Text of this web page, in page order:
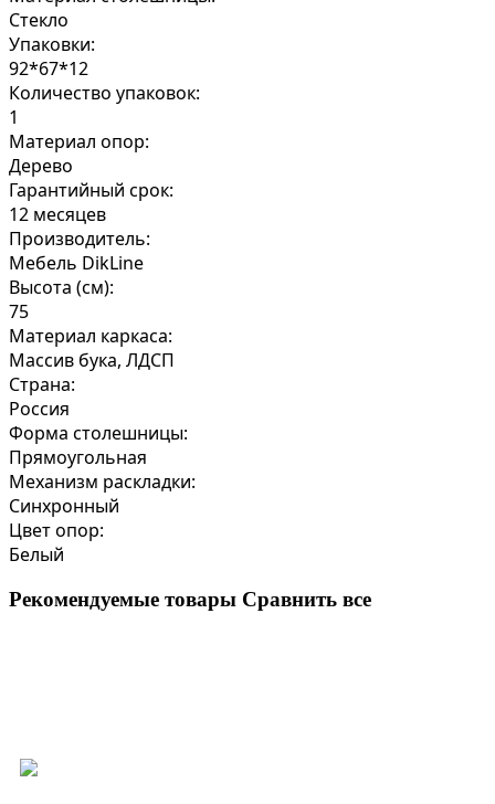
Стекло
Упаковки:
92*67*12
Количество упаковок:
1
Материал опор:
Дерево
Гарантийный срок:
12 месяцев
Производитель:
Мебель DikLine
Высота (см):
75
Материал каркаса:
Массив бука, ЛДСП
Страна:
Россия
Форма столешницы:
Прямоугольная
Механизм раскладки:
Синхронный
Цвет опор:
Белый
Рекомендуемые товары Сравнить все